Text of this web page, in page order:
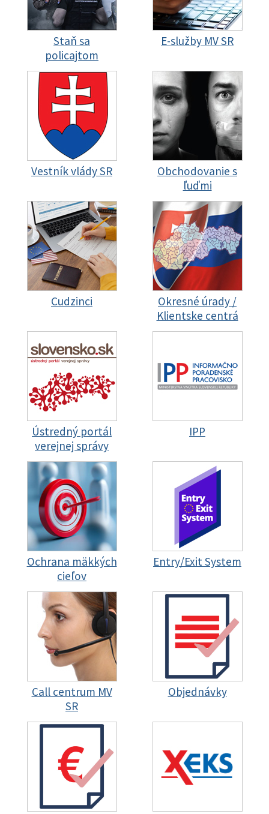
Staň sa
policajtom
E-služby MV SR
Vestník vlády SR
Obchodovanie s
ľuďmi
Cudzinci
Okresné úrady /
Klientske centrá
Ústredný portál
verejnej správy
IPP
Ochrana mäkkých
cieľov
Entry/Exit System
Call centrum MV
SR
Objednávky